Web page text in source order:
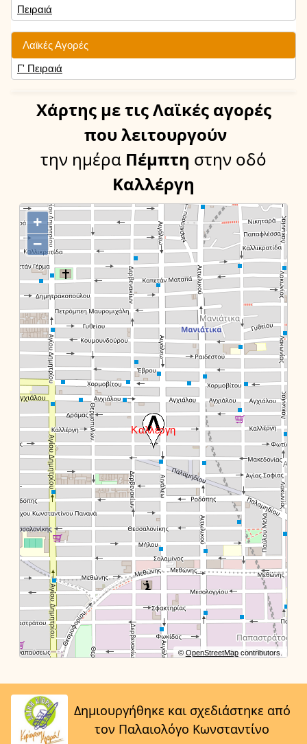
Πειραιά
Λαϊκές Αγορές
Γ' Πειραιά
Χάρτης με τις Λαϊκές αγορές
που λειτουργούν
την ημέρα Πέμπτη στην οδό
Καλλέργη
+
−
© OpenStreetMapcontributors.
Δημιουργήθηκε και σχεδιάστηκε από
τον Παλαιολόγο Κωνσταντίνο